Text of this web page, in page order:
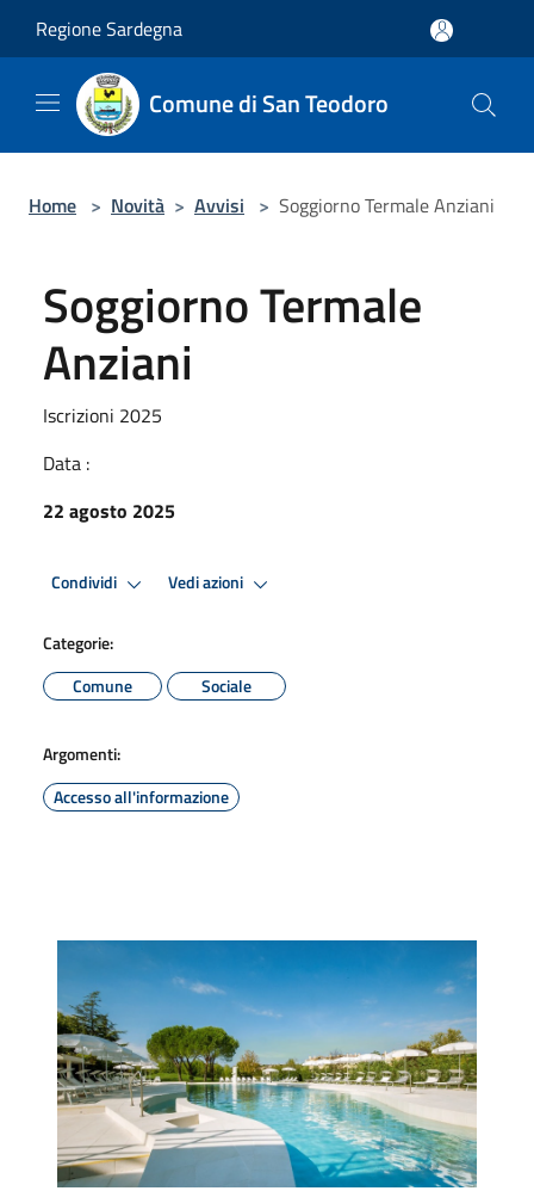
Regione Sardegna
Comune di San Teodoro
Home > Novità > Avvisi > Soggiorno Termale Anziani
Soggiorno Termale
Anziani
Iscrizioni 2025
Data :
22 agosto 2025
Condividi Vedi azioni
Categorie:
Comune
Sociale
Argomenti:
Accesso all'informazione